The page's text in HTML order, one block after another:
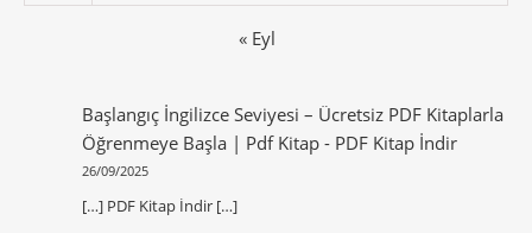
« Eyl
Başlangıç İngilizce Seviyesi – Ücretsiz PDF Kitaplarla
Öğrenmeye Başla | Pdf Kitap- PDF Kitap İndir
26/09/2025
[…] PDF Kitap İndir […]